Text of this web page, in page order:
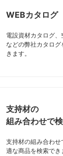
WEBカタログ
電設資材カタログ
などの弊社カタロ
きます。
支持材の
組み合わせで
支持材の組み合わ
適な商品を検索でき